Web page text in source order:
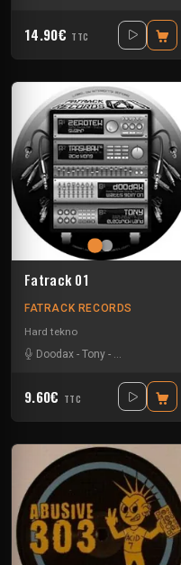
14.90€ TTC
Fatrack 01
FATRACK RECORDS
Hard tekno
Doodax - Tony -
9.60€ TTC